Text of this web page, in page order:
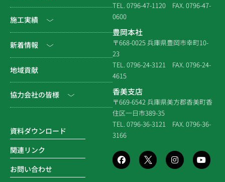
会社沿革
拠点一覧
企業倫理規定
品質方針
環境方針
SDGsの取組み
公共工事
住宅関連
各種連携
災害時対応等
施工実績
土木
建築（民間）
建築（住宅）
新着情報
NEWS & EVENT
メディア掲載
地域貢献
協力会社の皆様
資料ダウンロード
関連リンク
お問い合わせ
TEL. 0796-47-1120 FAX. 0796-47-
0600
豊岡本社
〒668-0025 兵庫県豊岡市幸町10-
23
TEL. 0796-24-3121 FAX. 0796-24-
4615
香美支店
〒669-6542 兵庫県美方郡香美町香
住区一日市389-35
TEL. 0796-36-3121 FAX. 0796-36-
3166